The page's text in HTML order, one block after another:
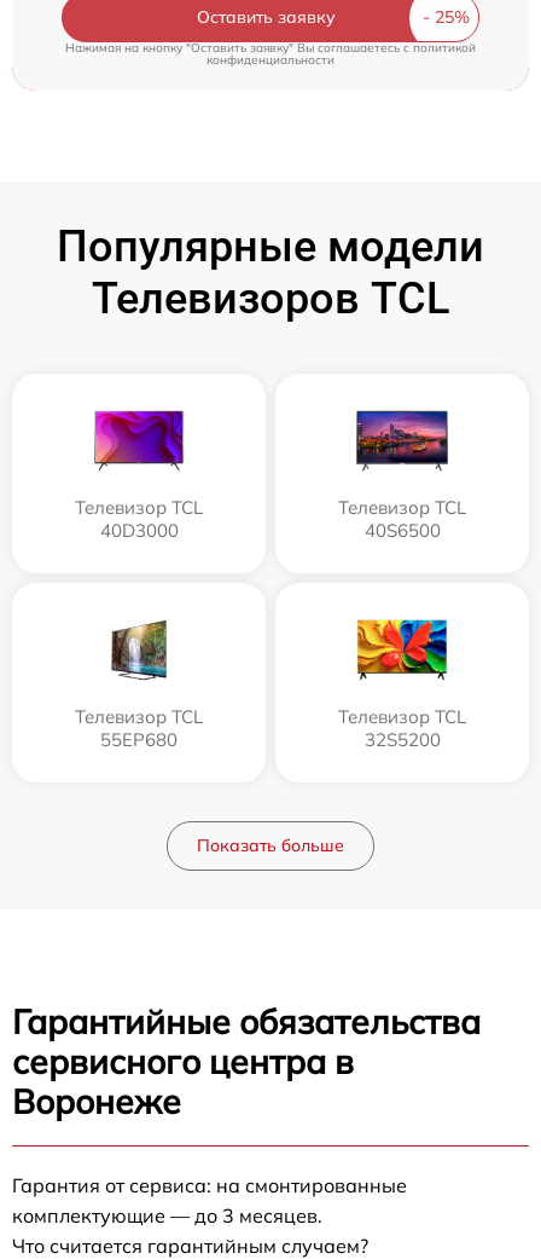
Оставить заявку
Нажимая на кнопку "Оставить заявку" Вы соглашаетесь cполитикой
конфиденциальности
Популярные модели
Телевизоров TCL
Телевизор TCL
40D3000
Телевизор TCL
40S6500
Телевизор TCL
55EP680
Телевизор TCL
32S5200
Показать больше
Гарантийные обязательства
сервисного центра в
Воронеже
Гарантия от сервиса: на смонтированные
комплектующие — до 3 месяцев.
Что считается гарантийным случаем?